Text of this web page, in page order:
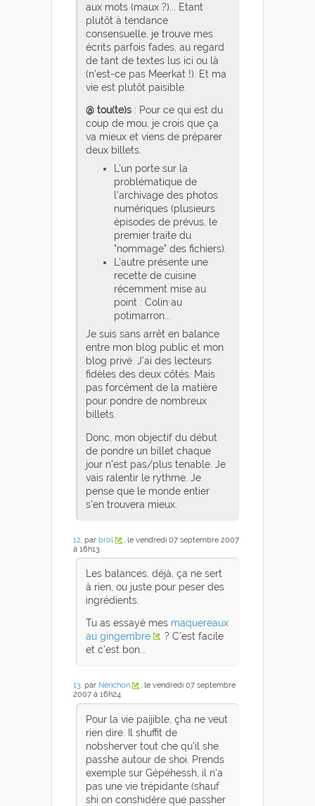
aux mots (maux ?)... Etant
plutôt à tendance
consensuelle, je trouve mes
écrits parfois fades, au regard
de tant de textes lus ici ou là
(n'est-ce pas Meerkat !). Et ma
vie est plutôt paisible.
@ tou(te)s: Pour ce qui est du
coup de mou, je crois que ça
va mieux et viens de préparer
deux billets.
L'un porte sur la
problématique de
l'archivage des photos
numériques (plusieurs
épisodes de prévus, le
premier traite du
"nommage" des fichiers).
L'autre présente une
recette de cuisine
récemment mise au
point : Colin au
potimarron...
Je suis sans arrêt en balance
entre mon blog public et mon
blog privé. J'ai des lecteurs
fidèles des deux côtés. Mais
pas forcément de la matière
pour pondre de nombreux
billets.
Donc, mon objectif du début
de pondre un billet chaque
jour n'est pas/plus tenable. Je
vais ralentir le rythme. Je
pense que le monde entier
s'en trouvera mieux.
12. par brol
, le vendredi 07 septembre 2007
à 16h13
Les balances, déjà, ça ne sert
à rien, ou juste pour peser des
ingrédients.
Tu as essayé mes maquereaux
au gingembre
? C'est facile
et c'est bon...
13. par Nérichon
, le vendredi 07 septembre
2007 à 16h24
Pour la vie paijible, çha ne veut
rien dire. Il shuffit de
nobsherver tout che qu'il she
passhe autour de shoi. Prends
exemple sur Gépéhessh, il n'a
pas une vie trépidante (shauf
shi on conshidère que passher